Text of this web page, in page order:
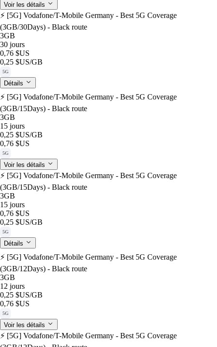
Voir les détails
⚡️ [5G] Vodafone/T-Mobile Germany - Best 5G Coverage
(3GB/30Days) - Black route
3GB
30 jours
0,76 $US
0,25 $US/GB
5G
Détails
⚡️ [5G] Vodafone/T-Mobile Germany - Best 5G Coverage
(3GB/15Days) - Black route
3GB
15 jours
0,25 $US/GB
0,76 $US
5G
Voir les détails
⚡️ [5G] Vodafone/T-Mobile Germany - Best 5G Coverage
(3GB/15Days) - Black route
3GB
15 jours
0,76 $US
0,25 $US/GB
5G
Détails
⚡️ [5G] Vodafone/T-Mobile Germany - Best 5G Coverage
(3GB/12Days) - Black route
3GB
12 jours
0,25 $US/GB
0,76 $US
5G
Voir les détails
⚡️ [5G] Vodafone/T-Mobile Germany - Best 5G Coverage